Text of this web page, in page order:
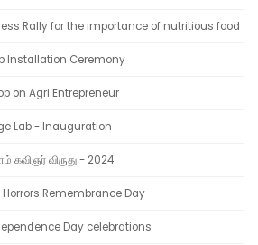
Rally for the importance of nutritious food
Installation Ceremony
on Agri Entrepreneur
Lab - Inauguration
கவிஞர் விருது - 2024
Remembrance Day
Day celebrations